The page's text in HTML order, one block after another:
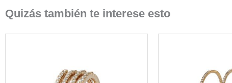
Quizás también te interese esto